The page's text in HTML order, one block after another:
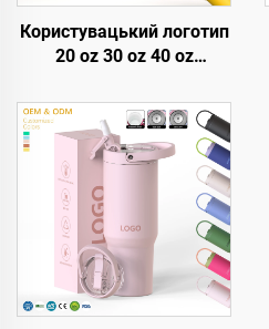
Користувацький логотип
20 oz 30 oz 40 oz
подвійні стіни вакуумний
металевий подорожній
кавовий келих 20 oz 30
oz 40 oz Тумблер з
ручкою